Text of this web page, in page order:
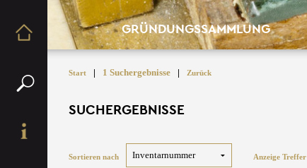
GRÜNDUNGSSAMMLUNG
Start | 1 Suchergebnisse | Zurück
SUCHERGEBNISSE
Sortieren nach Anzeige Treffer